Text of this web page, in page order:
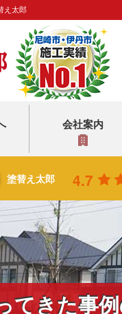
え太郎
会社案内
塗替え太郎 4.7
てきた事